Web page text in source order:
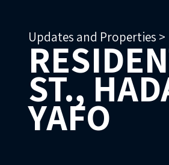
Updates and Properties >
ST.,
YAFO